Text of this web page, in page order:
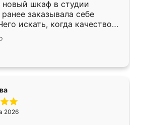
новый шкаф в студии
заказывала себе
искать, когда качеством
Служит кухня уже почти
нет.
2026